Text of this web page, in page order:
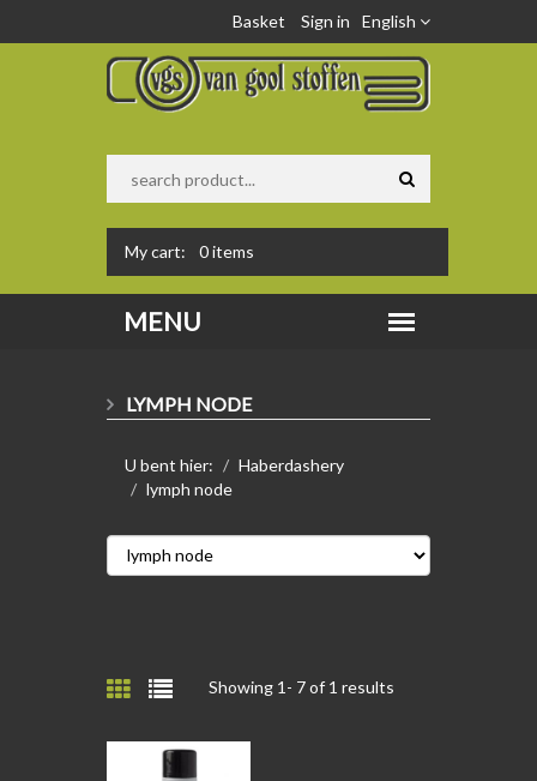
English
Basket Sign in
My cart: 0items
LYMPH NODE
U bent hier:
Haberdashery
lymph node
Showing 1- 7of 1 results